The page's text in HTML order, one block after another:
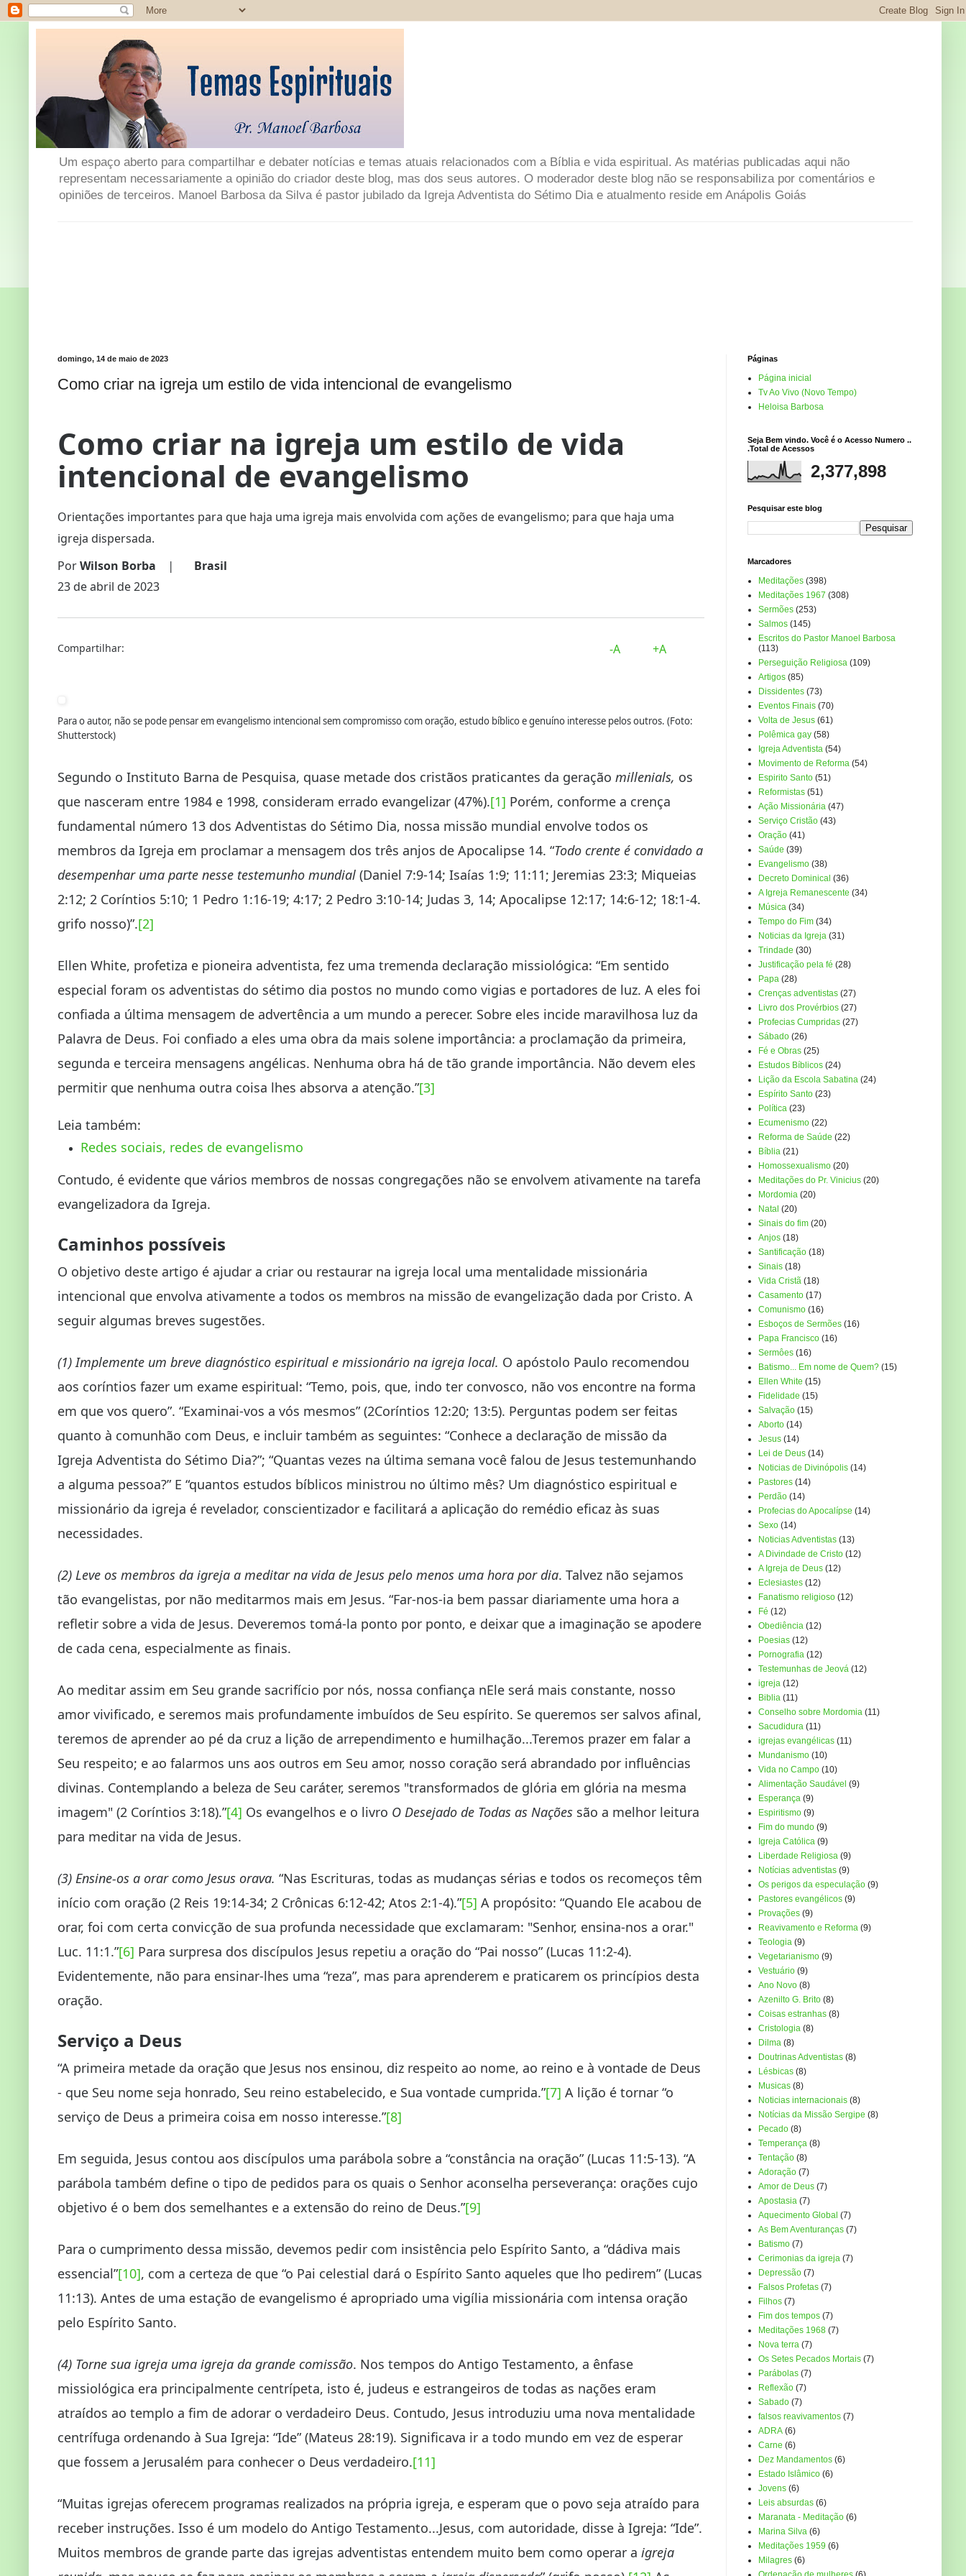
Um espaço aberto para compartilhar e debater notícias e temas atuais relacionados com a Bíblia e vida espiritual. As matérias publicadas aqui não
representam necessariamente a opinião do criador deste blog, mas dos seus autores. O moderador deste blog não se responsabiliza por comentários e
opiniões de terceiros. Manoel Barbosa da Silva é pastor jubilado da Igreja Adventista do Sétimo Dia e atualmento reside em Anápolis Goiás
domingo, 14 de maio de 2023
Como criar na igreja um estilo de vida intencional de evangelismo
Como criar na igreja um estilo de vida
intencional de evangelismo
Orientações importantes para que haja uma igreja mais envolvida com ações de evangelismo; para que haja uma
igreja dispersada.
PorWilson Borba |
Brasil
23 de abril de 2023
Compartilhar: -A +A
Para o autor, não se pode pensar em evangelismo intencional sem compromisso com oração, estudo bíblico e genuíno interesse pelos outros. (Foto:
Shutterstock)
Segundo o Instituto Barna de Pesquisa, quase metade dos cristãos praticantes da geração millenials, os
que nasceram entre 1984 e 1998, consideram errado evangelizar (47%).[1] Porém, conforme a crença
fundamental número 13 dos Adventistas do Sétimo Dia, nossa missão mundial envolve todos os
membros da Igreja em proclamar a mensagem dos três anjos de Apocalipse 14. “Todo crente é convidado a
desempenhar uma parte nesse testemunho mundial (Daniel 7:9-14; Isaías 1:9; 11:11; Jeremias 23:3; Miqueias
2:12; 2 Coríntios 5:10; 1 Pedro 1:16-19; 4:17; 2 Pedro 3:10-14; Judas 3, 14; Apocalipse 12:17; 14:6-12; 18:1-4.
grifo nosso)”.[2]
Ellen White, profetiza e pioneira adventista, fez uma tremenda declaração missiológica: “Em sentido
especial foram os adventistas do sétimo dia postos no mundo como vigias e portadores de luz. A eles foi
confiada a última mensagem de advertência a um mundo a perecer. Sobre eles incide maravilhosa luz da
Palavra de Deus. Foi confiado a eles uma obra da mais solene importância: a proclamação da primeira,
segunda e terceira mensagens angélicas. Nenhuma obra há de tão grande importância. Não devem eles
permitir que nenhuma outra coisa lhes absorva a atenção.”[3]
Leia também:
Redes sociais, redes de evangelismo
Contudo, é evidente que vários membros de nossas congregações não se envolvem ativamente na tarefa
evangelizadora da Igreja.
Caminhos possíveis
O objetivo deste artigo é ajudar a criar ou restaurar na igreja local uma mentalidade missionária
intencional que envolva ativamente a todos os membros na missão de evangelização dada por Cristo. A
seguir algumas breves sugestões.
(1) Implemente um breve diagnóstico espiritual e missionário na igreja local. O apóstolo Paulo recomendou
aos coríntios fazer um exame espiritual: “Temo, pois, que, indo ter convosco, não vos encontre na forma
em que vos quero”. “Examinai-vos a vós mesmos” (2Coríntios 12:20; 13:5). Perguntas podem ser feitas
quanto à comunhão com Deus, e incluir também as seguintes: “Conhece a declaração de missão da
Igreja Adventista do Sétimo Dia?”; “Quantas vezes na última semana você falou de Jesus testemunhando
a alguma pessoa?” E “quantos estudos bíblicos ministrou no último mês? Um diagnóstico espiritual e
missionário da igreja é revelador, conscientizador e facilitará a aplicação do remédio eficaz às suas
necessidades.
(2) Leve os membros da igreja a meditar na vida de Jesus pelo menos uma hora por dia. Talvez não sejamos
tão evangelistas, por não meditarmos mais em Jesus. “Far-nos-ia bem passar diariamente uma hora a
refletir sobre a vida de Jesus. Deveremos tomá-la ponto por ponto, e deixar que a imaginação se apodere
de cada cena, especialmente as finais.
Ao meditar assim em Seu grande sacrifício por nós, nossa confiança nEle será mais constante, nosso
amor vivificado, e seremos mais profundamente imbuídos de Seu espírito. Se queremos ser salvos afinal,
teremos de aprender ao pé da cruz a lição de arrependimento e humilhação...Teremos prazer em falar a
Seu respeito; e ao falarmos uns aos outros em Seu amor, nosso coração será abrandado por influências
divinas. Contemplando a beleza de Seu caráter, seremos "transformados de glória em glória na mesma
imagem" (2 Coríntios 3:18).”[4] Os evangelhos e o livro O Desejado de Todas as Nações são a melhor leitura
para meditar na vida de Jesus.
(3) Ensine-os a orar como Jesus orava. “Nas Escrituras, todas as mudanças sérias e todos os recomeços têm
início com oração (2 Reis 19:14-34; 2 Crônicas 6:12-42; Atos 2:1-4).”[5] A propósito: “Quando Ele acabou de
orar, foi com certa convicção de sua profunda necessidade que exclamaram: "Senhor, ensina-nos a orar."
Luc. 11:1.”[6] Para surpresa dos discípulos Jesus repetiu a oração do “Pai nosso” (Lucas 11:2-4).
Evidentemente, não para ensinar-lhes uma “reza”, mas para aprenderem e praticarem os princípios desta
oração.
Serviço a Deus
“A primeira metade da oração que Jesus nos ensinou, diz respeito ao nome, ao reino e à vontade de Deus
- que Seu nome seja honrado, Seu reino estabelecido, e Sua vontade cumprida.”[7] A lição é tornar “o
serviço de Deus a primeira coisa em nosso interesse.”[8]
Em seguida, Jesus contou aos discípulos uma parábola sobre a “constância na oração” (Lucas 11:5-13). “A
parábola também define o tipo de pedidos para os quais o Senhor aconselha perseverança: orações cujo
objetivo é o bem dos semelhantes e a extensão do reino de Deus.”[9]
Para o cumprimento dessa missão, devemos pedir com insistência pelo Espírito Santo, a “dádiva mais
essencial”[10], com a certeza de que “o Pai celestial dará o Espírito Santo aqueles que lho pedirem” (Lucas
11:13). Antes de uma estação de evangelismo é apropriado uma vigília missionária com intensa oração
pelo Espírito Santo.
(4) Torne sua igreja uma igreja da grande comissão. Nos tempos do Antigo Testamento, a ênfase
missiológica era principalmente centrípeta, isto é, judeus e estrangeiros de todas as nações eram
atraídos ao templo a fim de adorar o verdadeiro Deus. Contudo, Jesus introduziu uma nova mentalidade
centrífuga ordenando à Sua Igreja: “Ide” (Mateus 28:19). Significava ir a todo mundo em vez de esperar
que fossem a Jerusalém para conhecer o Deus verdadeiro.[11]
“Muitas igrejas oferecem programas realizados na própria igreja, e esperam que o povo seja atraído para
receber instruções. Isso é um modelo do Antigo Testamento...Jesus, com autoridade, disse à Igreja: “Ide”.
Muitos membros de grande parte das igrejas adventistas entendem muito bem como operar a igreja
Páginas
Página inicial
Tv Ao Vivo (Novo Tempo)
Heloisa Barbosa
Seja Bem vindo. Você é o Acesso Numero ..
.Total de Acessos
2,377,898
Pesquisar este blog
Marcadores
Meditações (398)
Meditações 1967 (308)
Sermões (253)
Salmos (145)
Escritos do Pastor Manoel Barbosa
(113)
Perseguição Religiosa (109)
Artigos (85)
Dissidentes (73)
Eventos Finais (70)
Volta de Jesus (61)
Polêmica gay (58)
Igreja Adventista (54)
Movimento de Reforma (54)
Espirito Santo (51)
Reformistas (51)
Ação Missionária (47)
Serviço Cristão (43)
Oração (41)
Saúde (39)
Evangelismo (38)
Decreto Dominical (36)
A Igreja Remanescente (34)
Música (34)
Tempo do Fim (34)
Noticias da Igreja (31)
Trindade (30)
Justificação pela fé (28)
Papa (28)
Crenças adventistas (27)
Livro dos Provérbios (27)
Profecias Cumpridas (27)
Sábado (26)
Fé e Obras (25)
Estudos Bíblicos (24)
Lição da Escola Sabatina (24)
Espírito Santo (23)
Política (23)
Ecumenismo (22)
Reforma de Saúde (22)
Bíblia (21)
Homossexualismo (20)
Meditações do Pr. Vinicius (20)
Mordomia (20)
Natal (20)
Sinais do fim (20)
Anjos (18)
Santificação (18)
Sinais (18)
Vida Cristã (18)
Casamento (17)
Comunismo (16)
Esboços de Sermões (16)
Papa Francisco (16)
Sermôes (16)
Batismo... Em nome de Quem? (15)
Ellen White (15)
Fidelidade (15)
Salvação (15)
Aborto (14)
Jesus (14)
Lei de Deus (14)
Noticias de Divinópolis (14)
Pastores (14)
Perdão (14)
Profecias do Apocalípse (14)
Sexo (14)
Noticias Adventistas (13)
A Divindade de Cristo (12)
A Igreja de Deus (12)
Eclesiastes (12)
Fanatismo religioso (12)
Fé (12)
Obediência (12)
Poesias (12)
Pornografia (12)
Testemunhas de Jeová (12)
igreja (12)
Biblia (11)
Conselho sobre Mordomia (11)
Sacudidura (11)
igrejas evangélicas (11)
Mundanismo (10)
Vida no Campo (10)
Alimentação Saudável (9)
Esperança (9)
Espiritismo (9)
Fim do mundo (9)
Igreja Católica (9)
Liberdade Religiosa (9)
Notícias adventistas (9)
Os perigos da especulação (9)
Pastores evangélicos (9)
Provações (9)
Reavivamento e Reforma (9)
Teologia (9)
Vegetarianismo (9)
Vestuário (9)
Ano Novo (8)
Azenilto G. Brito (8)
Coisas estranhas (8)
Cristologia (8)
Dilma (8)
Doutrinas Adventistas (8)
Lésbicas (8)
Musicas (8)
Noticias internacionais (8)
Notícias da Missão Sergipe (8)
Pecado (8)
Temperança (8)
Tentação (8)
Adoração (7)
Amor de Deus (7)
Apostasia (7)
Aquecimento Global (7)
As Bem Aventuranças (7)
Batismo (7)
Cerimonias da igreja (7)
Depressão (7)
Falsos Profetas (7)
Filhos (7)
Fim dos tempos (7)
Meditações 1968 (7)
Nova terra (7)
Os Setes Pecados Mortais (7)
Parábolas (7)
Reflexão (7)
Sabado (7)
falsos reavivamentos (7)
ADRA (6)
Carne (6)
Dez Mandamentos (6)
Estado Islâmico (6)
Jovens (6)
Leis absurdas (6)
Maranata - Meditação (6)
Marina Silva (6)
Meditações 1959 (6)
Milagres (6)